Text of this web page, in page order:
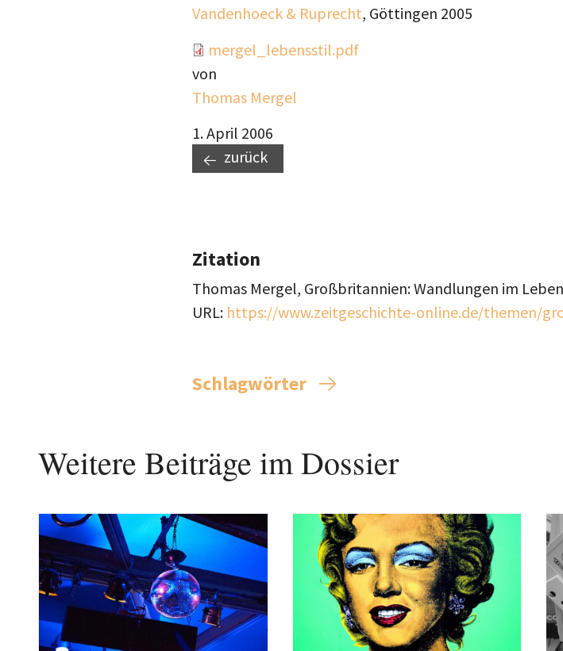
Vandenhoeck & Ruprecht, Göttingen 2005
Document
mergel_lebensstil.pdf
von
Thomas Mergel
1. April 2006
zurück
Zitation
Thomas Mergel, Großbritannien: Wandlungen im
URL: https://www.zeitgeschichte-online.de/themen/
Schlagwörter
Weitere Beiträge im Dossier